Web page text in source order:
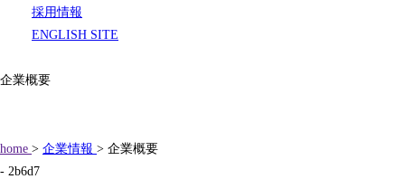
採用情報
ENGLISH SITE
企業概要
home > 企業情報 > 企業概要
- 2b6d7